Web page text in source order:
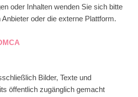
oder Inhalten wenden Sie sich bitte
oder die externe Plattform.
Bilder, Texte und
öffentlich zugänglich gemacht